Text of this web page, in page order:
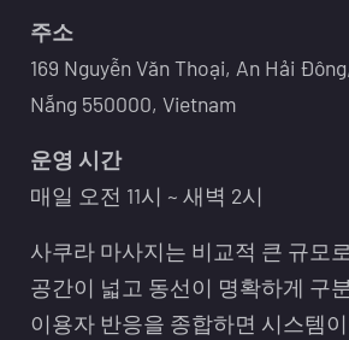
주소
169 Nguyễn Văn Thoại, An Hải
Nẵng 550000, Vietnam
운영 시간
매일 오전 11시 ~ 새벽 2시
사쿠라 마사지는 비교적 큰 규모
공간이 넓고 동선이 명확하게 구
이용자 반응을 종합하면 시스템